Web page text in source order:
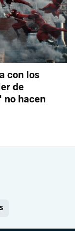
con los
de
no hacen